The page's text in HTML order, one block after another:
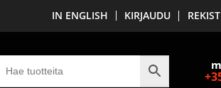
IN ENGLISH KIRJAUDU